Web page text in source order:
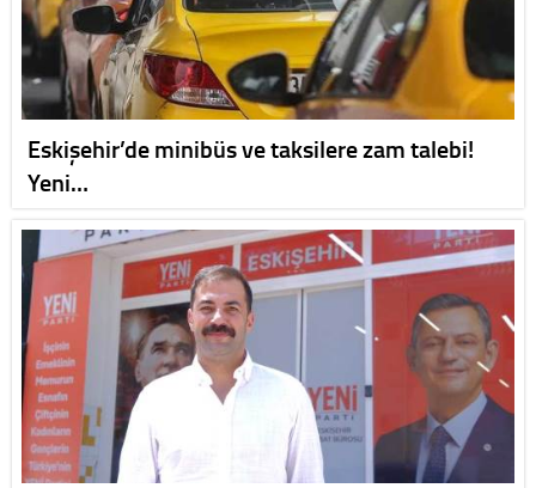
Eskişehir’de minibüs ve taksilere zam talebi!
Yeni…